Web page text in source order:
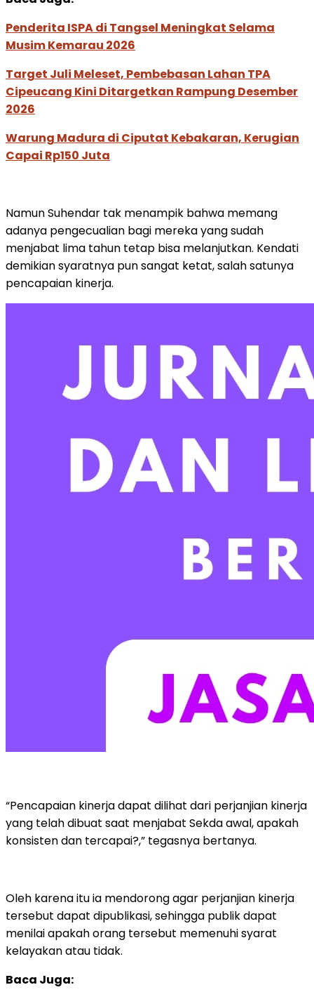
Penderita ISPA di Tangsel Meningkat Selama
Musim Kemarau 2026
Target Juli Meleset, Pembebasan Lahan TPA
Cipeucang Kini Ditargetkan Rampung Desember
2026
Warung Madura di Ciputat Kebakaran, Kerugian
Capai Rp150 Juta
Namun Suhendar tak menampik bahwa memang
adanya pengecualian bagi mereka yang sudah
menjabat lima tahun tetap bisa melanjutkan. Kendati
demikian syaratnya pun sangat ketat, salah satunya
pencapaian kinerja.
“Pencapaian kinerja dapat dilihat dari perjanjian kinerja
yang telah dibuat saat menjabat Sekda awal, apakah
konsisten dan tercapai?,” tegasnya bertanya.
Oleh karena itu ia mendorong agar perjanjian kinerja
tersebut dapat dipublikasi, sehingga publik dapat
menilai apakah orang tersebut memenuhi syarat
kelayakan atau tidak.
Baca Juga: